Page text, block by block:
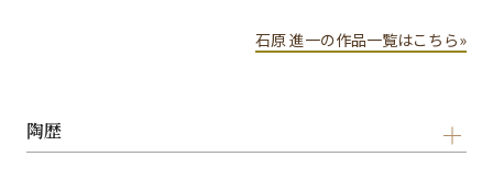
石原 進一の作品一覧はこちら»
陶歴